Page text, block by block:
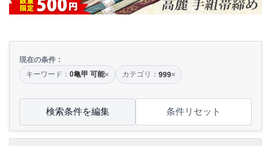
現在の条件：
キーワード： 0亀甲 可能× カテゴリ： 999×
検索条件を編集 条件リセット